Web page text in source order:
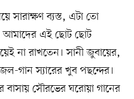
সারাক্ষণ ব্যস্ত, এটা তো
আমাদের এই ছোট ছোট
না রাখতেন। সানী জুবায়ের,
গান স্যারের খুব পছন্দের।
সৌরভের ঘরোয়া গানের